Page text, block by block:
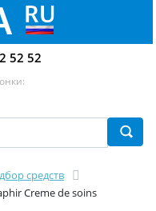
52 52
средств
Creme de soins